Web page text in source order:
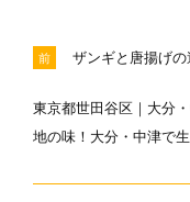
前 ザンギと唐揚げ
東京都世田谷区｜大分
地の味！大分・中津で